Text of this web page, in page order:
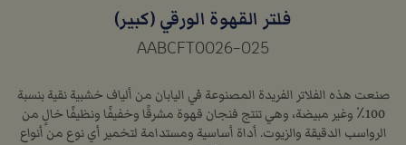
فلتر القهوة الورقي (كبير)
AABCFT0026-025
صنعت هذه الفلاتر الفريدة المصنوعة في اليابان من ألياف خشبية نقية بنسبة
100٪ وغير مبيضة، وهي تنتج فنجان قهوة مشرقًا وخفيفًا ونظيفًا خالٍ من
الرواسب الدقيقة والزيوت. أداة أساسية ومستدامة لتخمير أي نوع من أنواع